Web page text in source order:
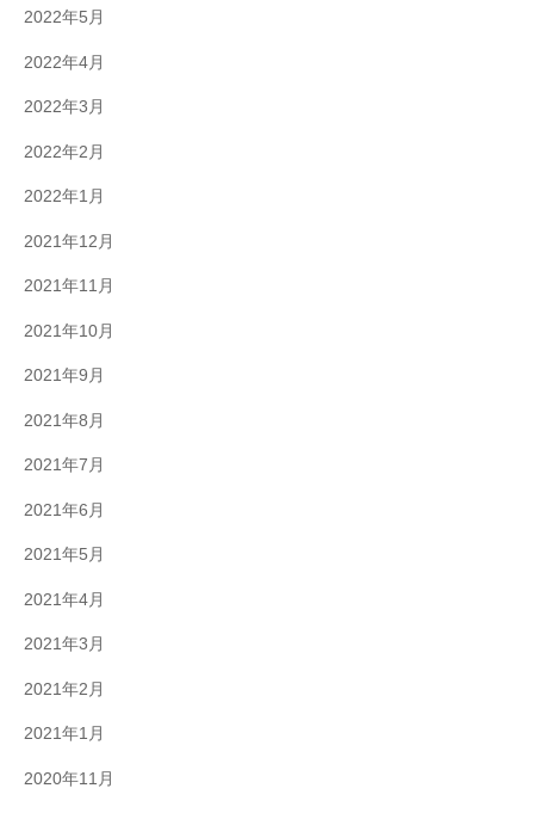
2022年5月
2022年4月
2022年3月
2022年2月
2022年1月
2021年12月
2021年11月
2021年10月
2021年9月
2021年8月
2021年7月
2021年6月
2021年5月
2021年4月
2021年3月
2021年2月
2021年1月
2020年11月